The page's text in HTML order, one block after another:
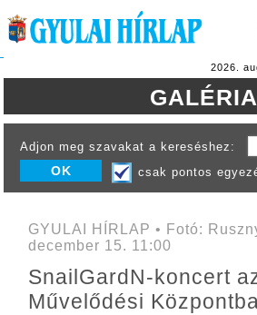
2026.
GALÉRIA
Adjon meg szavakat a kereséshez:
csak pontos
GYULAI HÍRLAP • Fotó:
december 15. 11:00
SnailGardN-koncert
Művelődési